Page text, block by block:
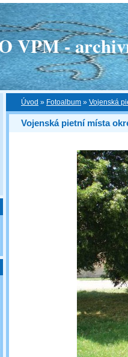
VPM -
Úvod » Fotoalbum » Vojenská
Vojenská pietní místa